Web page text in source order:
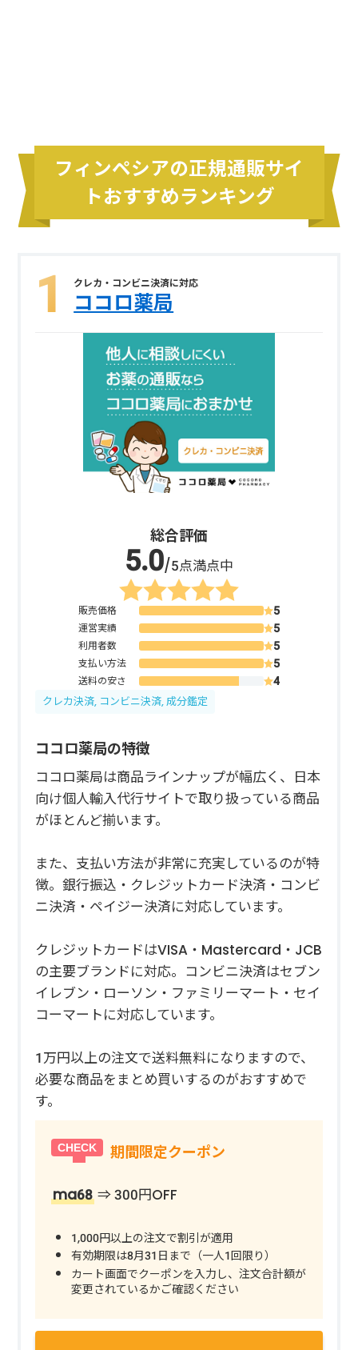
フィンペシアの正規通販サイ
トおすすめランキング
クレカ・コンビニ決済に対応
ココロ薬局
総合評価
/5点満点中
販売価格
運営実績
利用者数
支払い方法
送料の安さ
クレカ決済, コンビニ決済, 成分鑑定
ココロ薬局の特徴
ココロ薬局は商品ラインナップが幅広く、日本
向け個人輸入代行サイトで取り扱っている商品
がほとんど揃います。
また、支払い方法が非常に充実しているのが特
徴。銀行振込・クレジットカード決済・コンビ
ニ決済・ペイジー決済に対応しています。
クレジットカードはVISA・Mastercard・JCB
の主要ブランドに対応。コンビニ決済はセブン
イレブン・ローソン・ファミリーマート・セイ
コーマートに対応しています。
1万円以上の注文で送料無料になりますので、
必要な商品をまとめ買いするのがおすすめで
す。
期間限定クーポン
ma68 ⇒ 300円OFF
1,000円以上の注文で割引が適用
有効期限は8月31日まで（一人1回限り）
カート画面でクーポンを入力し、注文合計額が
変更されているかご確認ください